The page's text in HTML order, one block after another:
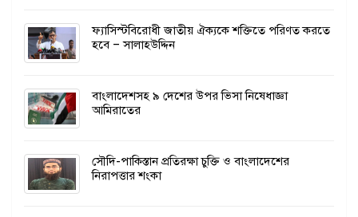
ফ্যাসিস্টবিরোধী জাতীয় ঐক্যকে শক্তিতে পরিণত করতে
হবে – সালাহউদ্দিন
বাংলাদেশসহ ৯ দেশের উপর ভিসা নিষেধাজ্ঞা
আমিরাতের
সৌদি-পাকিস্তান প্রতিরক্ষা চুক্তি ও বাংলাদেশের
নিরাপত্তার শংকা